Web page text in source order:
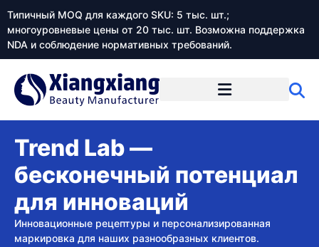
Типичный MOQ для каждого SKU: 5 тыс. шт.;
многоуровневые цены от 20 тыс. шт. Возможна поддержка
NDA и соблюдение нормативных требований.
Trend Lab —
бесконечный потенциал
для инноваций
Инновационные рецептуры и персонализированная
маркировка для наших разнообразных клиентов.